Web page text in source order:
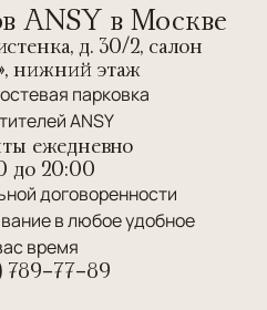
ANSY в Москве
д. 30/2, салон
нижний этаж
парковка
ANSY
ежедневно
до 20:00
договоренности
в любое удобное
время
789-77-89